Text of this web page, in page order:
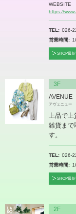
WEBSITE
https://
TEL
026-
営業時間
SHOP最新
3F
AVENUE
アヴェニュー
上品で上
雑貨まで
す。
TEL
026-
営業時間
SHOP最新
2F